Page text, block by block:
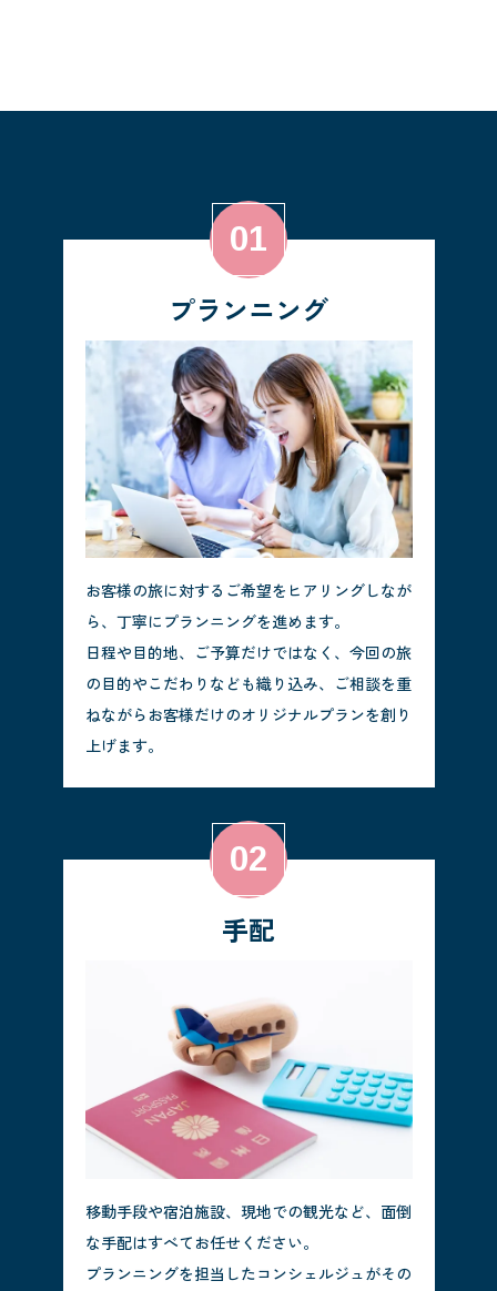
プランニング
お客様の旅に対するご希望をヒアリングしなが
ら、丁寧にプランニングを進めます。
日程や目的地、ご予算だけではなく、今回の旅
の目的やこだわりなども織り込み、ご相談を重
ねながらお客様だけのオリジナルプランを創り
上げます。
手配
移動手段や宿泊施設、現地での観光など、面倒
な手配はすべてお任せください。
プランニングを担当したコンシェルジュがその